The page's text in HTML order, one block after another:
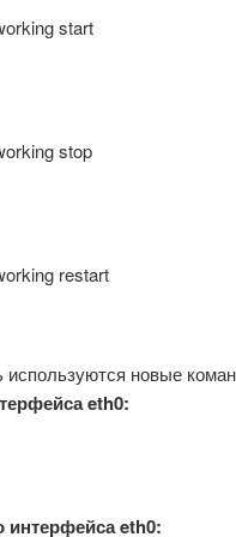
start
stop
restart
используются новые
eth0:
интерфейса eth0: